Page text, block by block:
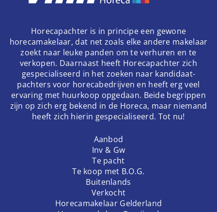
Horecapachter is in principe een gewone
horecamakelaar, dat net zoals elke andere makelaar
zoekt naar leuke panden om te verhuren en te
verkopen. Daarnaast heeft Horecapachter zich
gespecialiseerd in het zoeken naar kandidaat-
pachters voor horecabedrijven en heeft erg veel
ervaring met huurkoop opgedaan. Beide begrippen
zijn op zich erg bekend in de Horeca, maar niemand
heeft zich hierin gespecialiseerd. Tot nu!
Aanbod
Inv & Gw
Te pacht
Te koop met B.O.G.
Buitenlands
Verkocht
Horecamakelaar Gelderland